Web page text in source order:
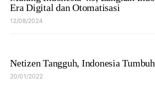
Era Digital dan Otomatisasi
12/08/2024
Netizen Tangguh, Indonesia Tumbuh
20/01/2022